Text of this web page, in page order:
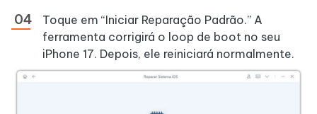
Toque em “Iniciar Reparação Padrão.” A
ferramenta corrigirá o loop de boot no seu
iPhone 17. Depois, ele reiniciará normalmente.